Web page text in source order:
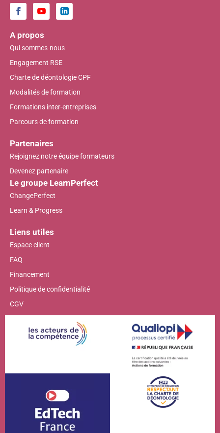
A propos
Qui sommes-nous
Engagement RSE
Charte de déontologie CPF
Modalités de formation
Formations inter-entreprises
Parcours de formation
Partenaires
Rejoignez notre équipe formateurs
Devenez partenaire
Le groupe LearnPerfect
ChangePerfect
Learn & Progress
Liens utiles
Espace client
FAQ
Financement
Politique de confidentialité
CGV